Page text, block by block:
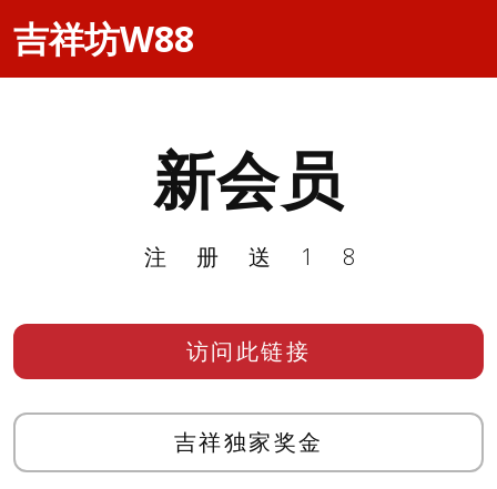
吉祥坊W88
新会员
注册送18
访问此链接
吉祥独家奖金